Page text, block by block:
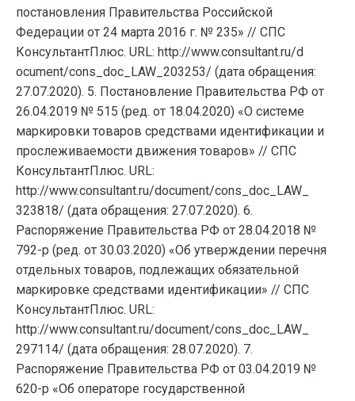
постановления Правительства Российской
Федерации от 24 марта 2016 г. № 235» // СПС
КонсультантПлюс. URL: http://www.consultant.ru/d
ocument/cons_doc_LAW_203253/ (дата обращения:
27.07.2020). 5. Постановление Правительства РФ от
26.04.2019 № 515 (ред. от 18.04.2020) «О системе
маркировки товаров средствами идентификации и
прослеживаемости движения товаров» // СПС
КонсультантПлюс. URL:
http://www.consultant.ru/document/cons_doc_LAW_
323818/ (дата обращения: 27.07.2020). 6.
Распоряжение Правительства РФ от 28.04.2018 №
792-р (ред. от 30.03.2020) «Об утверждении перечня
отдельных товаров, подлежащих обязательной
маркировке средствами идентификации» // СПС
КонсультантПлюс. URL:
http://www.consultant.ru/document/cons_doc_LAW_
297114/ (дата обращения: 28.07.2020). 7.
Распоряжение Правительства РФ от 03.04.2019 №
620-р «Об операторе государственной